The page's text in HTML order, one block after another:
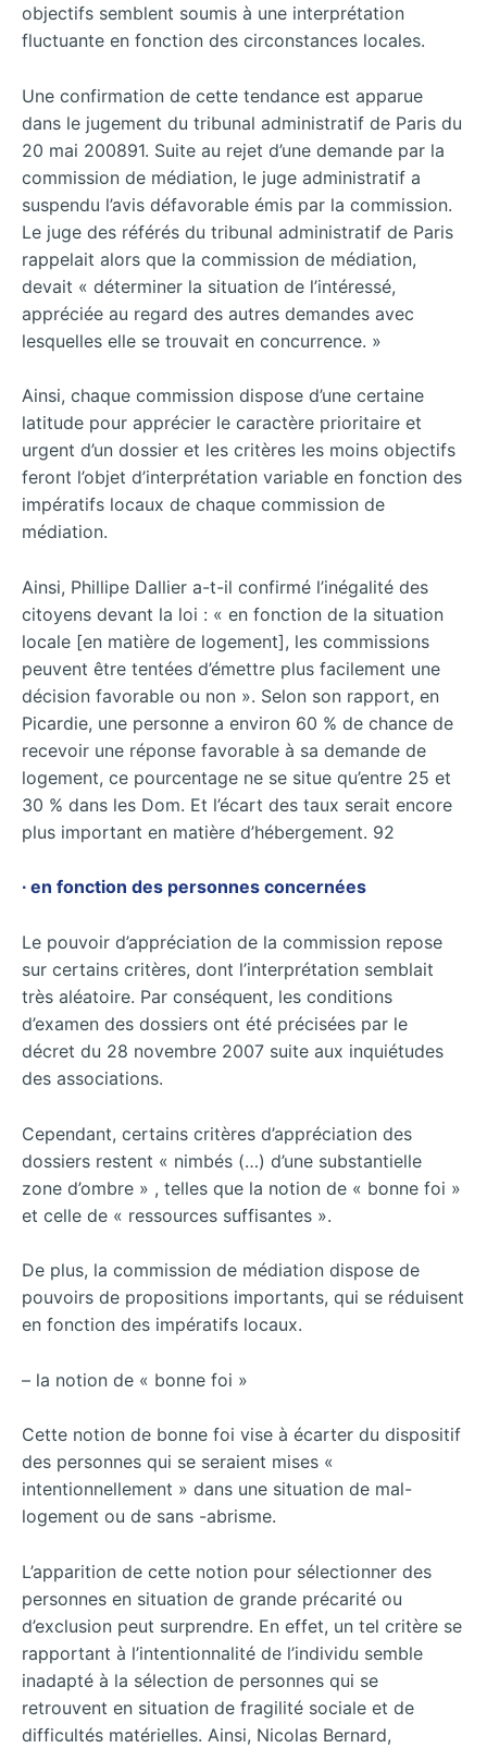
objectifs semblent soumis à une interprétation
fluctuante en fonction des circonstances locales.
Une confirmation de cette tendance est apparue
dans le jugement du tribunal administratif de Paris du
20 mai 200891. Suite au rejet d’une demande par la
commission de médiation, le juge administratif a
suspendu l’avis défavorable émis par la commission.
Le juge des référés du tribunal administratif de Paris
rappelait alors que la commission de médiation,
devait « déterminer la situation de l’intéressé,
appréciée au regard des autres demandes avec
lesquelles elle se trouvait en concurrence. »
Ainsi, chaque commission dispose d’une certaine
latitude pour apprécier le caractère prioritaire et
urgent d’un dossier et les critères les moins objectifs
feront l’objet d’interprétation variable en fonction des
impératifs locaux de chaque commission de
médiation.
Ainsi, Phillipe Dallier a-t-il confirmé l’inégalité des
citoyens devant la loi : « en fonction de la situation
locale [en matière de logement], les commissions
peuvent être tentées d’émettre plus facilement une
décision favorable ou non ». Selon son rapport, en
Picardie, une personne a environ 60 % de chance de
recevoir une réponse favorable à sa demande de
logement, ce pourcentage ne se situe qu’entre 25 et
30 % dans les Dom. Et l’écart des taux serait encore
plus important en matière d’hébergement. 92
∙ en fonction des personnes concernées
Le pouvoir d’appréciation de la commission repose
sur certains critères, dont l’interprétation semblait
très aléatoire. Par conséquent, les conditions
d’examen des dossiers ont été précisées par le
décret du 28 novembre 2007 suite aux inquiétudes
des associations.
Cependant, certains critères d’appréciation des
dossiers restent « nimbés (…) d’une substantielle
zone d’ombre » , telles que la notion de « bonne foi »
et celle de « ressources suffisantes ».
De plus, la commission de médiation dispose de
pouvoirs de propositions importants, qui se réduisent
en fonction des impératifs locaux.
– la notion de « bonne foi »
Cette notion de bonne foi vise à écarter du dispositif
des personnes qui se seraient mises «
intentionnellement » dans une situation de mal-
logement ou de sans -abrisme.
L’apparition de cette notion pour sélectionner des
personnes en situation de grande précarité ou
d’exclusion peut surprendre. En effet, un tel critère se
rapportant à l’intentionnalité de l’individu semble
inadapté à la sélection de personnes qui se
retrouvent en situation de fragilité sociale et de
difficultés matérielles. Ainsi, Nicolas Bernard,